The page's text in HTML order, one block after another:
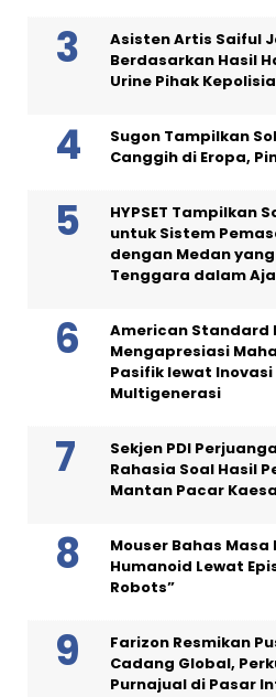
Asisten Artis Saiful
Berdasarkan Hasil
Urine Pihak
Sugon Tampilkan
Canggih di Eropa,
HYPSET Tampilkan
untuk Sistem
dengan Medan
Tenggara dalam
American Standard
Mengapresiasi
Pasifik lewat
Multigenerasi
Sekjen PDI
Rahasia Soal Hasil
Mantan Pacar
Mouser Bahas Masa
Humanoid Lewat
Robots”
Farizon Resmikan
Cadang Global,
Purnajual di Pasar